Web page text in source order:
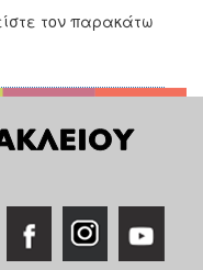
τον παρακάτω